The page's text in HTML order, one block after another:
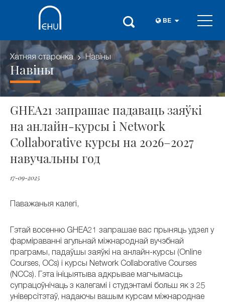
BE
Хатняя старонка Навіны
Навіны
GHEA21 запрашае падаваць заяўкі
на анлайн-курсы і Network
Collaborative курсы на 2026–2027
навучальны год
17-09-2025
Паважаныя калегі,
Гэтай восенню GHEA21 запрашае вас прыняць удзел у
фарміраванні агульнай міжнароднай вучэбнай
праграмы, падаўшы заяўкі на анлайн-курсы (Online
Courses, OCs) і курсы Network Collaborative Courses
(NCCs). Гэта ініцыятыва адкрывае магчымасць
супрацоўнічаць з калегамі і студэнтамі больш як з 25
універсітэтаў, надаючы вашым курсам міжнароднае